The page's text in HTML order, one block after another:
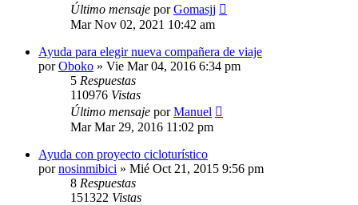
Último mensaje porGomasjj
Mar Nov 02, 2021 10:42 am
Ayuda para elegir nueva compañera de viaje
porOboko » Vie Mar 04, 2016 6:34 pm
5 Respuestas
110976 Vistas
Último mensaje porManuel
Mar Mar 29, 2016 11:02 pm
Ayuda con proyecto cicloturístico
pornosinmibici » Mié Oct 21, 2015 9:56 pm
8 Respuestas
151322 Vistas